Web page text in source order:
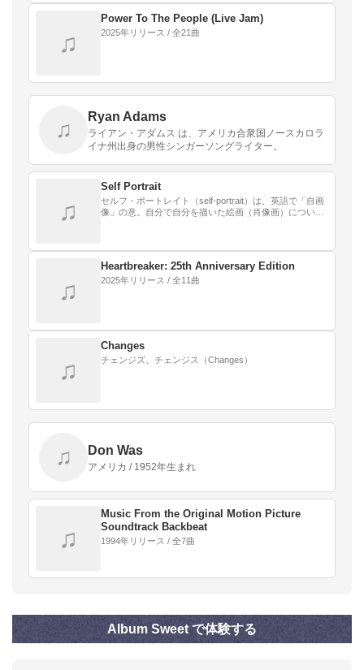
♫
Power To The People (Live Jam)
2025年リリース / 全21曲
♫
Ryan Adams
ライアン・アダムス は、アメリカ合衆国ノースカロラ
イナ州出身の男性シンガーソングライター。
♫
Self Portrait
セルフ・ポートレイト（self-portrait）は、英語で「自画
像」の意。自分で自分を描いた絵画（肖像画）について
♫
Heartbreaker: 25th Anniversary Edition
2025年リリース / 全11曲
♫
Changes
チェンジズ、チェンジス（Changes）
♫ Don Was
アメリカ / 1952年生まれ
♫
Music From the Original Motion Picture
Soundtrack Backbeat
1994年リリース / 全7曲
Album Sweet で体験する